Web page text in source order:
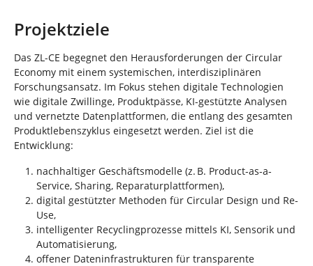
Projektziele
Das ZL-CE begegnet den Herausforderungen der Circular
Economy mit einem systemischen, interdisziplinären
Forschungsansatz. Im Fokus stehen digitale Technologien
wie digitale Zwillinge, Produktpässe, KI-gestützte Analysen
und vernetzte Datenplattformen, die entlang des gesamten
Produktlebenszyklus eingesetzt werden. Ziel ist die
Entwicklung:
nachhaltiger Geschäftsmodelle (z. B. Product-as-a-
Service, Sharing, Reparaturplattformen),
digital gestützter Methoden für Circular Design und Re-
Use,
intelligenter Recyclingprozesse mittels KI, Sensorik und
Automatisierung,
offener Dateninfrastrukturen für transparente